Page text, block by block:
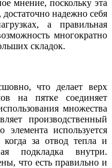
мнение, поскольку эта
надежно себя
а правильная
многократно
складок.
что делает верх
на пятке соединяет
множества
производственный
используется
когда за отвод тепла и
подкладка внутри.
что есть правильно и